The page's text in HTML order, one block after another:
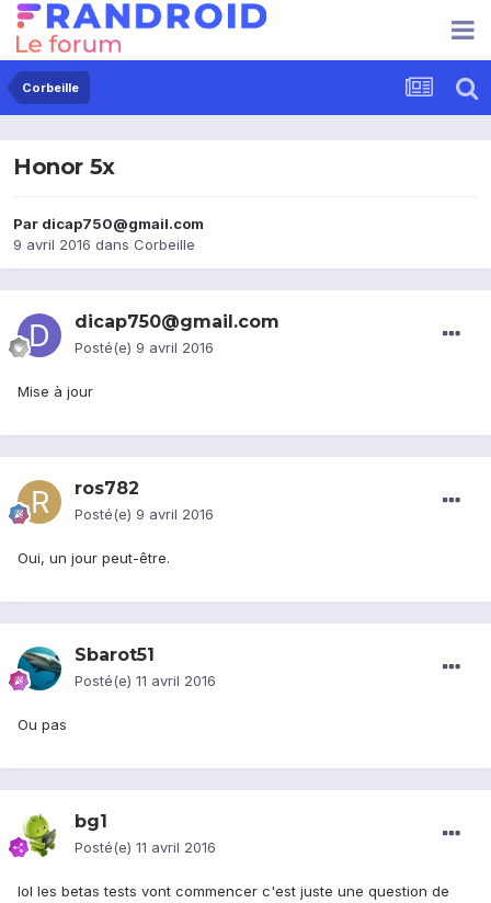
Corbeille
Honor 5x
Par dicap750@gmail.com
9 avril 2016 dans Corbeille
dicap750@gmail.com
Posté(e) 9 avril 2016
Mise à jour
ros782
Posté(e) 9 avril 2016
Oui, un jour peut-être.
Sbarot51
Posté(e) 11 avril 2016
Ou pas
bg1
Posté(e) 11 avril 2016
lol les betas tests vont commencer c'est juste une question de